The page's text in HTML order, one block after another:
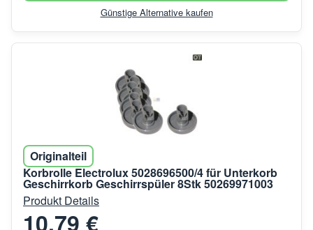
Günstige Alternative kaufen
Originalteil
Korbrolle Electrolux 5028696500/4 für Unterkorb
Geschirrkorb Geschirrspüler 8Stk 50269971003
Produkt Details
10,79 €